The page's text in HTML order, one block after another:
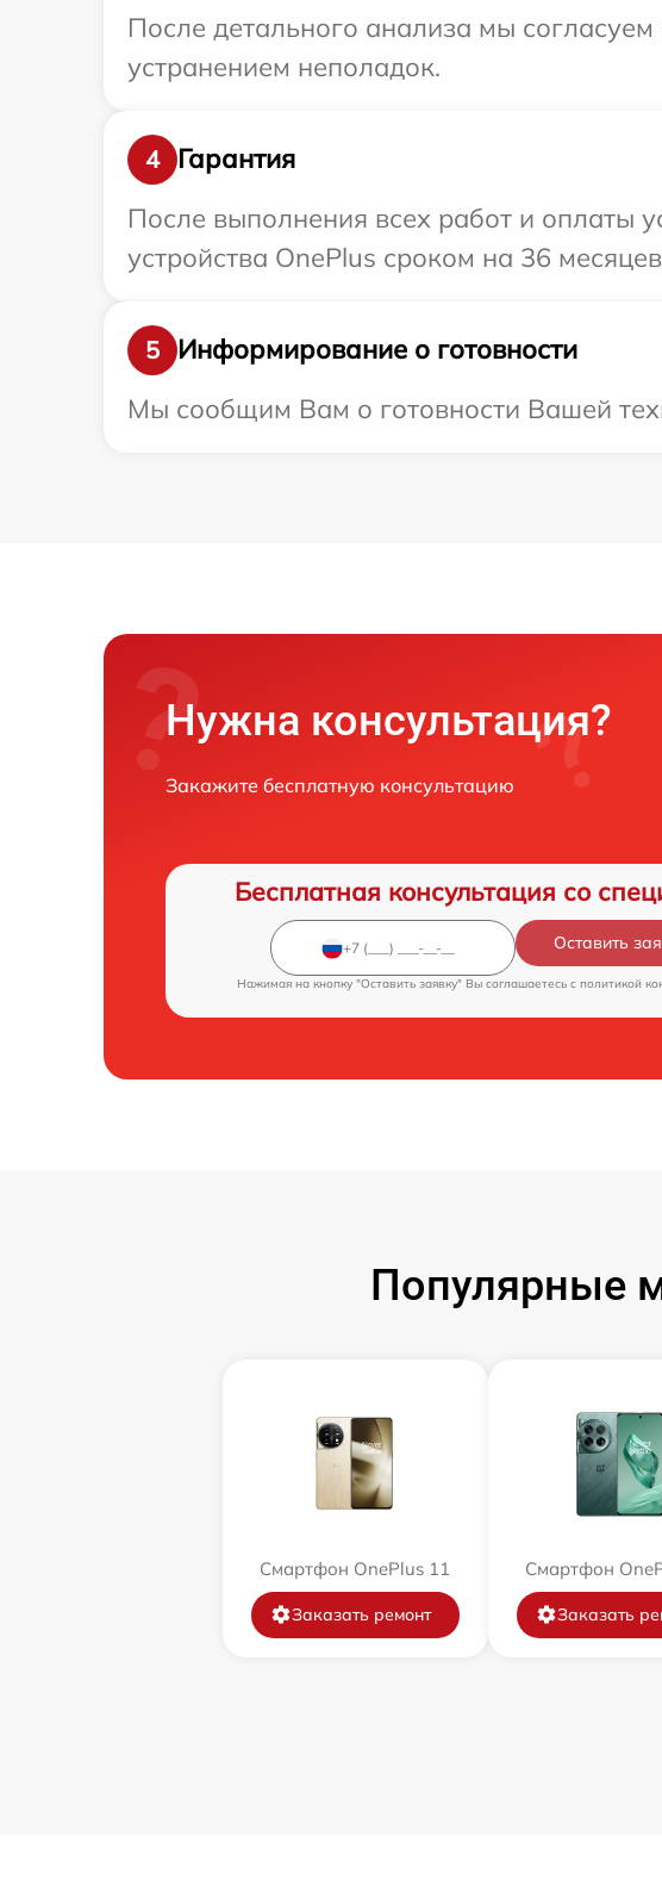
После детального анализа мы
устранением неполадок.
4
Гарантия
После выполнения всех работ и оплаты
устройства OnePlus сроком на 36
5
Информирование о готовности
Мы сообщим Вам о готовности Вашей
Нужна консультация?
Закажите бесплатную консультацию
Бесплатная консультация со
Оставить
Нажимая на кнопку "Оставить заявку" Вы соглашаетесь c политикой
Популярные
Смартфон OnePlus 11
Заказать ремонт
Смартфон
Заказать